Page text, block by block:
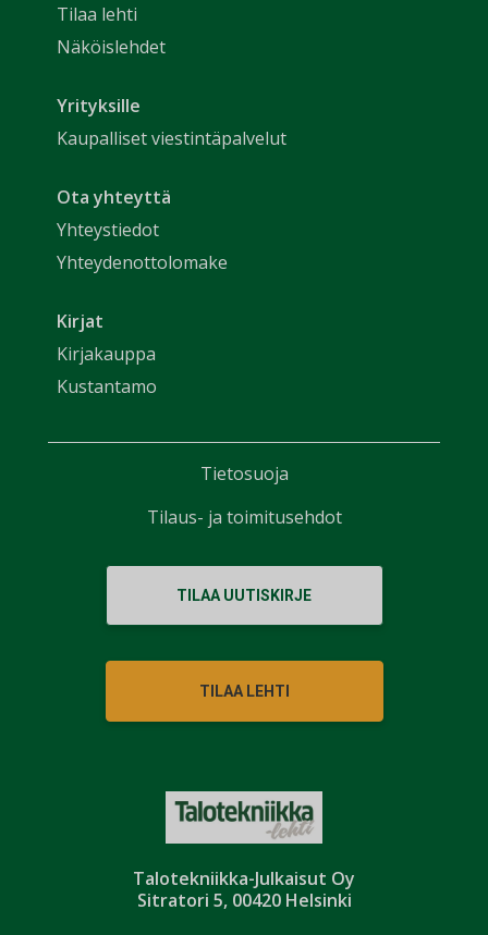
Talotekniikka-Julkaisut Oy
Sitratori 5, 00420 Helsinki
Tilaa lehti
Näköislehdet
Yrityksille
Kaupalliset viestintäpalvelut
Ota yhteyttä
Yhteystiedot
Yhteydenottolomake
Kirjat
Kirjakauppa
Kustantamo
TILAA UUTISKIRJE
TILAA LEHTI
Tietosuoja
Tilaus- ja toimitusehdot